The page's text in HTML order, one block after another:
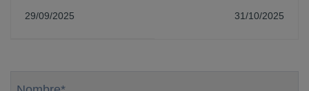
29/09/2025 31/10/2025